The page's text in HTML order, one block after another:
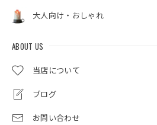
大人向け・おしゃれ
ABOUT US
当店について
ブログ
お問い合わせ